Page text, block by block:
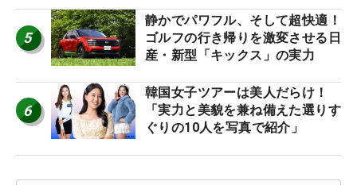
5
静かでパワフル、そして超快適！
ゴルフの行き帰りを激変させる日
産・新型「キックス」の実力
6
韓国女子ツアーは美人だらけ！
「実力と美貌を兼ね備えた選りす
ぐりの10人を写真で紹介」